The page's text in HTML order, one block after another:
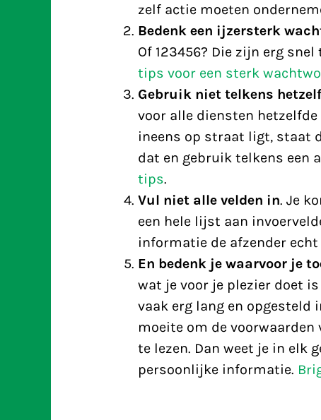
zelf actie moeten
Bedenk een ijzersterk
Of 123456? Die zijn erg
tips voor een sterk
Gebruik niet telkens
voor alle diensten
ineens op straat ligt, staat
dat en gebruik telkens een
tips.
Vul niet alle velden in. Je
een hele lijst aan
informatie de afzender
En bedenk je waarvoor je
wat je voor je plezier doet
vaak erg lang en opgesteld
moeite om de
te lezen. Dan weet je in elk
persoonlijke informatie.